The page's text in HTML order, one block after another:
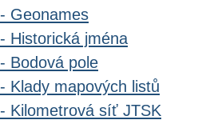
Geonames
Historická jména
Bodová pole
Klady mapových listů
Kilometrová síť JTSK